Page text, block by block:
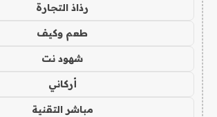
رذاذ التجارة
طعم وكيف
شهود نت
أركاني
مباشر التقنية